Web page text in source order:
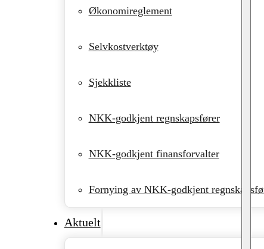
Økonomireglement
Selvkostverktøy
Sjekkliste
NKK-godkjent regnskapsfører
NKK-godkjent finansforvalter
Fornying av NKK-godkjent
Aktuelt